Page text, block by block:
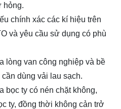
hỏng.
chính xác các kí hiệu trên
và yêu cầu sử dụng có phù
lòng van công nghiệp và bề
dùng vải lau sạch.
bọc ty có nén chặt không,
ty, đồng thời không cản trở